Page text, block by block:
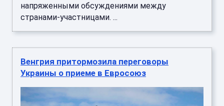
напряженными обсуждениями между
странами-участницами. ...
Венгрия притормозила переговоры
Украины о приеме в Евросоюз